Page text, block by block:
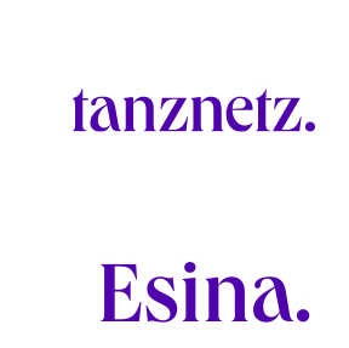
Esina